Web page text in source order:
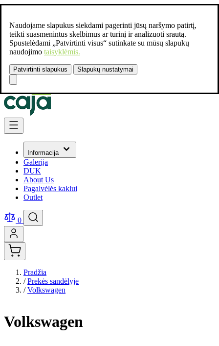
Naudojame slapukus siekdami pagerinti jūsų naršymo patirtį,
teikti suasmenintus skelbimus ar turinį ir analizuoti srautą.
Spustelėdami „Patvirtinti visus“ sutinkate su mūsų slapukų
naudojimo taisyklėmis.
Patvirtinti slapukus Slapukų nustatymai
Susisiekite:
Skip to Content
Informacija
Galerija
DUK
About Us
Pagalvėlės kaklui
Outlet
0
Pradžia
/ Prekės sandėlyje
/ Volkswagen
Volkswagen